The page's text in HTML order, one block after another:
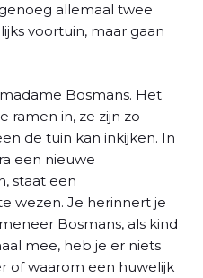
allemaal twee
voortuin, maar gaan
Bosmans. Het
ramen in, ze zijn zo
de tuin kan inkijken. In
een nieuwe
staat een
wezen. Je herinnert je
Bosmans, als kind
mee, heb je er niets
of waarom een huwelijk